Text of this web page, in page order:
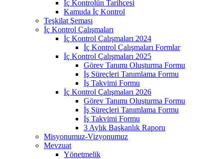
İç Kontrolün Tarihçesi
Kamuda İç Kontrol
Teşkilat Şeması
İç Kontrol Çalışmaları
İç Kontrol Çalışmaları 2024
İç Kontrol Çalışmaları Formlar
İç Kontrol Çalışmaları 2025
Görev Tanımı Oluşturma Formu
İş Süreçleri Tanımlama Formu
İş Takvimi Formu
İç Kontrol Çalışmaları 2026
Görev Tanımı Oluşturma Formu
İş Süreçleri Tanımlama Formu
İş Takvimi Formu
3 Aylık Başkanlık Raporu
Misyonumuz-Vizyonumuz
Mevzuat
Yönetmelik